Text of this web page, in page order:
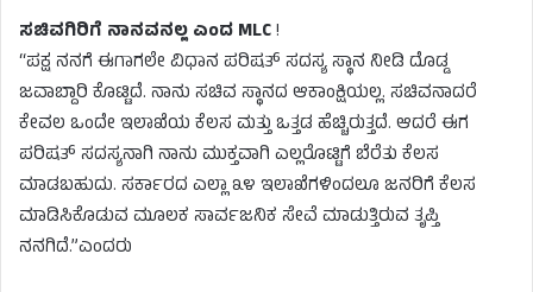
ಸಚಿವಗಿರಿಗೆ ನಾನವನಲ್ಲ ಎಂದ MLC!
“ಪಕ್ಷ ನನಗೆ ಈಗಾಗಲೇ ವಿಧಾನ ಪರಿಷತ್ ಸದಸ್ಯ ಸ್ಥಾನ ನೀಡಿ ದೊಡ್ಡ
ಜವಾಬ್ದಾರಿ ಕೊಟ್ಟಿದೆ. ನಾನು ಸಚಿವ ಸ್ಥಾನದ ಆಕಾಂಕ್ಷಿಯಲ್ಲ. ಸಚಿವನಾದರೆ
ಕೇವಲ ಒಂದೇ ಇಲಾಖೆಯ ಕೆಲಸ ಮತ್ತು ಒತ್ತಡ ಹೆಚ್ಚಿರುತ್ತದೆ. ಆದರೆ ಈಗ
ಪರಿಷತ್ ಸದಸ್ಯನಾಗಿ ನಾನು ಮುಕ್ತವಾಗಿ ಎಲ್ಲರೊಟ್ಟಿಗೆ ಬೆರೆತು ಕೆಲಸ
ಮಾಡಬಹುದು. ಸರ್ಕಾರದ ಎಲ್ಲಾ ೩೪ ಇಲಾಖೆಗಳಿಂದಲೂ ಜನರಿಗೆ ಕೆಲಸ
ಮಾಡಿಸಿಕೊಡುವ ಮೂಲಕ ಸಾರ್ವಜನಿಕ ಸೇವೆ ಮಾಡುತ್ತಿರುವ ತೃಪ್ತಿ
ನನಗಿದೆ.”ಎಂದರು